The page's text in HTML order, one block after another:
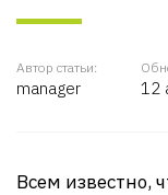
Автор статьи:
manager 12
Всем известно,